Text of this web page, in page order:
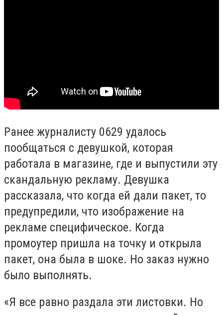
Ранее журналисту 0629 удалось
пообщаться с девушкой, которая
работала в магазине, где и выпустили эту
скандальную рекламу. Девушка
рассказала, что когда ей дали пакет, то
предупредили, что изображение на
рекламе специфическое. Когда
промоутер пришла на точку и открыла
пакет, она была в шоке. Но заказ нужно
было выполнять.
«Я все равно раздала эти листовки. Но